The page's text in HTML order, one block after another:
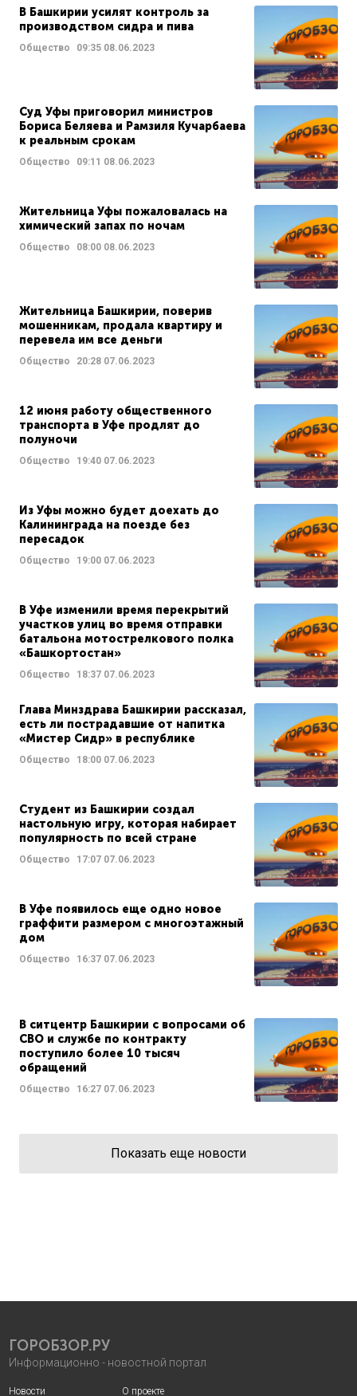
В Башкирии усилят контроль за
производством сидра и пива
Общество 09:35 08.06.2023
Суд Уфы приговорил министров
Бориса Беляева и Рамзиля Кучарбаева
к реальным срокам
Общество 09:11 08.06.2023
Жительница Уфы пожаловалась на
химический запах по ночам
Общество 08:00 08.06.2023
Жительница Башкирии, поверив
мошенникам, продала квартиру и
перевела им все деньги
Общество 20:28 07.06.2023
12 июня работу общественного
транспорта в Уфе продлят до
полуночи
Общество 19:40 07.06.2023
Из Уфы можно будет доехать до
Калининграда на поезде без
пересадок
Общество 19:00 07.06.2023
В Уфе изменили время перекрытий
участков улиц во время отправки
батальона мотострелкового полка
«Башкортостан»
Общество 18:37 07.06.2023
Глава Минздрава Башкирии рассказал,
есть ли пострадавшие от напитка
«Мистер Сидр» в республике
Общество 18:00 07.06.2023
Студент из Башкирии создал
настольную игру, которая набирает
популярность по всей стране
Общество 17:07 07.06.2023
В Уфе появилось еще одно новое
граффити размером с многоэтажный
дом
Общество 16:37 07.06.2023
В ситцентр Башкирии с вопросами об
СВО и службе по контракту
поступило более 10 тысяч
обращений
Общество 16:27 07.06.2023
Показать еще новости
ГОРОБЗОР.РУ
Информационно - новостной портал
Новости О проекте